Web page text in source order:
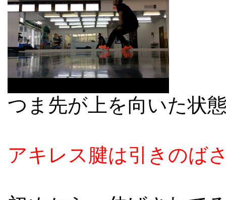
つま先が上を向いた状
アキレス腱は引きのば